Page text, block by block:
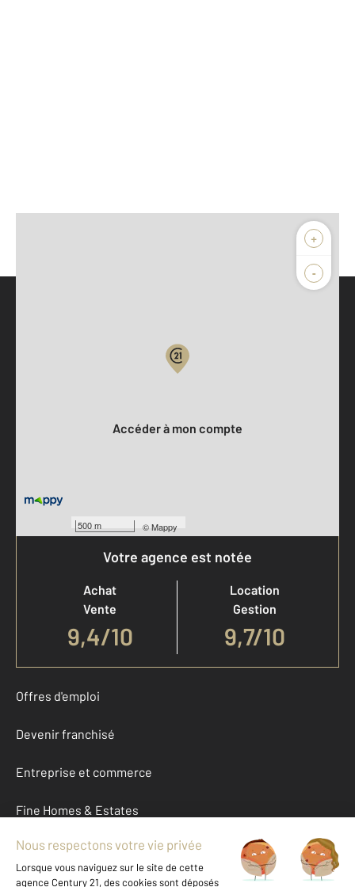
+
-
500 m ©Mappy
Accéder à mon compte
Votre agence est notée
Achat
Vente
9,4/10
Location
Gestion
9,7/10
Offres d'emploi
Devenir franchisé
Entreprise et commerce
Fine Homes & Estates
À propos